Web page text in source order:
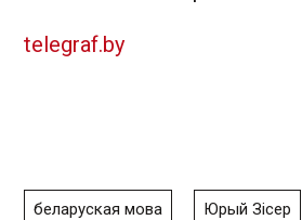
telegraf.by
беларуская мова Юрый Зісер